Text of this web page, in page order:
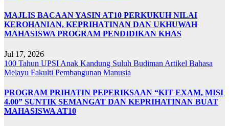
MAJLIS BACAAN YASIN AT10 PERKUKUH NILAI
KEROHANIAN, KEPRIHATINAN DAN UKHUWAH
MAHASISWA PROGRAM PENDIDIKAN KHAS
Jul 17, 2026
100 Tahun UPSI Anak Kandung Suluh Budiman Artikel Bahasa
Melayu Fakulti Pembangunan Manusia
PROGRAM PRIHATIN PEPERIKSAAN “KIT EXAM, MISI
4.00” SUNTIK SEMANGAT DAN KEPRIHATINAN BUAT
MAHASISWA AT10